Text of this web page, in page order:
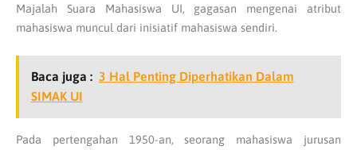
Majalah Suara Mahasiswa UI, gagasan mengenai atribut
mahasiswa muncul dari inisiatif mahasiswa sendiri.
Baca juga : 3 Hal Penting Diperhatikan Dalam
SIMAK UI
Pada pertengahan 1950-an, seorang mahasiswa jurusan